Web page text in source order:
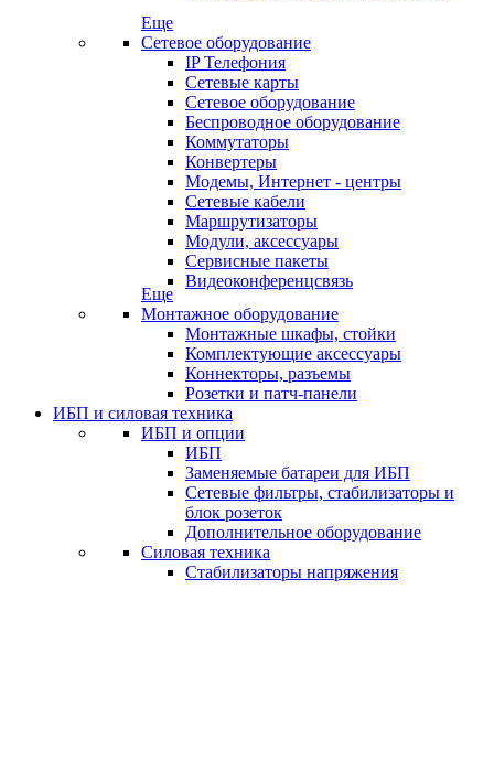
Еще
Сетевое оборудование
IP Телефония
Сетевые карты
Сетевое оборудование
Беспроводное оборудование
Коммутаторы
Конвертеры
Модемы, Интернет - центры
Сетевые кабели
Маршрутизаторы
Модули, аксессуары
Сервисные пакеты
Видеоконференцсвязь
Еще
Монтажное оборудование
Монтажные шкафы, стойки
Комплектующие аксессуары
Коннекторы, разъемы
Розетки и патч-панели
ИБП и силовая техника
ИБП и опции
ИБП
Заменяемые батареи для ИБП
Сетевые фильтры, стабилизаторы и
блок розеток
Дополнительное оборудование
Силовая техника
Стабилизаторы напряжения